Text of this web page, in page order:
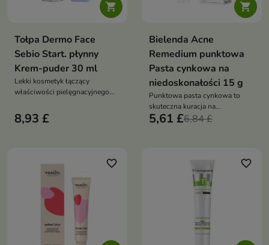

Tołpa Dermo Face
Sebio Start. płynny
Krem-puder 30 ml
Lekki kosmetyk łączący
właściwości pielęgnacyjnego
8,93 £

Bielenda Acne
Remedium punktowa
Pasta cynkowa na
niedoskonałości 15 g
Punktowa pasta cynkowa to
skuteczna kuracja na
niedoskonałości, która
5,61 £6,84 £
favorite_border favorite_border